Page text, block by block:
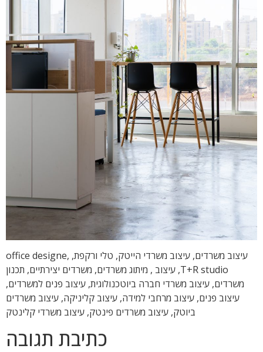
עיצוב משרדים, עיצוב משרדי הייטק, טלי ורקפת, office designe,
T+R studio, עיצוב , מיתוג משרדים, משרדים יצירתיים, תכנון
משרדים, עיצוב משרדי חברה ביוטכנולוגית, עיצוב פנים למשרדים,
עיצוב פנים, עיצוב מרחבי למידה, עיצוב קליניקה, עיצוב משרדים
ביוטק, עיצוב משרדים פינטק, עיצוב משרדי קלינטק
כתיבת תגובה